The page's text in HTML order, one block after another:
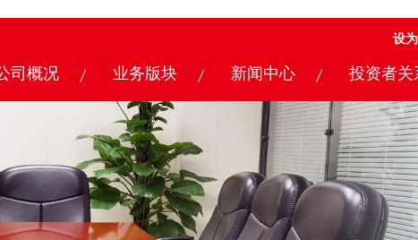
设
司概况 业务版块 新闻中心 投资者关